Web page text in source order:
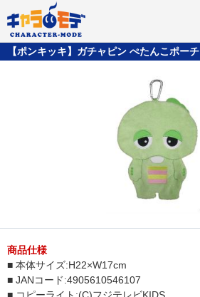
【ポンキッキ】ガチャピン ぺたんこポーチ
商品仕様
■ 本体サイズ:H22×W17cm
■ JANコード:4905610546107